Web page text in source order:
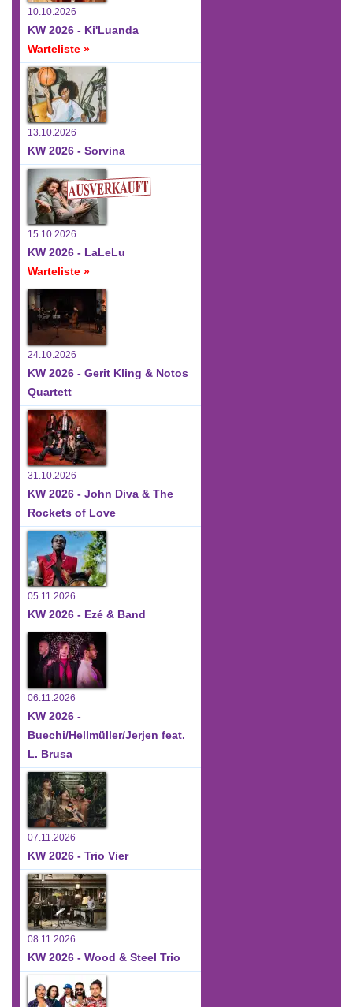
10.10.2026
KW 2026 - Ki'Luanda
Warteliste »
13.10.2026
KW 2026 - Sorvina
15.10.2026
KW 2026 - LaLeLu
Warteliste »
24.10.2026
KW 2026 - Gerit Kling & Notos
Quartett
31.10.2026
KW 2026 - John Diva & The
Rockets of Love
05.11.2026
KW 2026 - Ezé & Band
06.11.2026
KW 2026 -
Buechi/Hellmüller/Jerjen feat.
L. Brusa
07.11.2026
KW 2026 - Trio Vier
08.11.2026
KW 2026 - Wood & Steel Trio